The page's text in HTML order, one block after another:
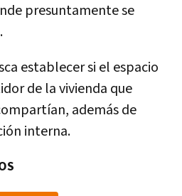
presuntamente se
establecer si el espacio
de la vivienda que
además de
interna.